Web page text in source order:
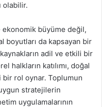
olabilir.
ekonomik büyüme değil,
boyutları da kapsayan bir
adil ve etkili bir
halkların katılımı, doğal
bir rol oynar. Toplumun
stratejilerin
uygulamalarının